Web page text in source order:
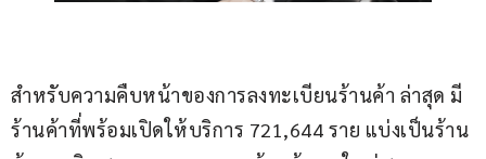
สำหรับความคืบหน้าของการลงทะเบียนร้านค้า ล่าสุด มี
ร้านค้าที่พร้อมเปิดให้บริการ 721,644 ราย แบ่งเป็นร้าน